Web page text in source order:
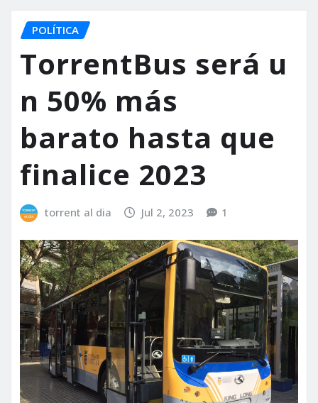
POLÍTICA
TorrentBus será u
n 50% más
barato hasta que
finalice 2023
torrent al dia Jul 2, 2023 1